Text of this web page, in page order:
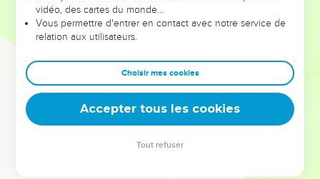
sont elles qui les ont façonnés.
Dans cette conférence, leaders, entrepreneurs, et responsables
clés pour avancer avec plus de sagesse afin que leurs erreurs
deviennent vos tremplins. Que vous guidiez un ministère, une
équipe, un groupe ou une famille, leur expérience est faite
vidéo, des cartes du monde…
Vous permettre d'entrer en contact avec notre service de
relation aux utilisateurs.
Choisir mes cookies
Accepter tous les cookies
Tout refuser